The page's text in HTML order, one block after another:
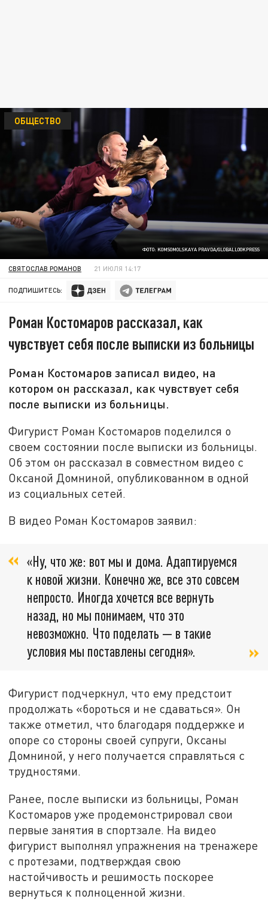
ФОТО: KOMSOMOLSKAYA PRAVDA/GLOBALLOOKPRESS
ОБЩЕСТВО
СВЯТОСЛАВ РОМАНОВ 21 ИЮЛЯ 14:17
ПОДПИШИТЕСЬ:
Роман Костомаров рассказал, как
чувствует себя после выписки из больницы
Роман Костомаров записал видео, на
котором он рассказал, как чувствует себя
после выписки из больницы.
Фигурист Роман Костомаров поделился о
своем состоянии после выписки из больницы.
Об этом он рассказал в совместном видео с
Оксаной Домниной, опубликованном в одной
из социальных сетей.
В видео Роман Костомаров заявил:
«Ну, что же: вот мы и дома. Адаптируемся
к новой жизни. Конечно же, все это совсем
непросто. Иногда хочется все вернуть
назад, но мы понимаем, что это
невозможно. Что поделать — в такие
условия мы поставлены сегодня».
Фигурист подчеркнул, что ему предстоит
продолжать «бороться и не сдаваться». Он
также отметил, что благодаря поддержке и
опоре со стороны своей супруги, Оксаны
Домниной, у него получается справляться с
трудностями.
Ранее, после выписки из больницы, Роман
Костомаров уже продемонстрировал свои
первые занятия в спортзале. На видео
фигурист выполнял упражнения на тренажере
с протезами, подтверждая свою
настойчивость и решимость поскорее
вернуться к полноценной жизни.